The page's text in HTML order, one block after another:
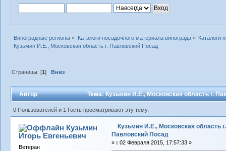
Виноградные регионы » Каталоги посадочного материала винограда»
Каталоги
Кузьмин И.Е., Московская область г. Павловский Посад
Страницы: [1] Вниз
Автор Тема: Кузьмин И.Е., Московская область г.
0 Пользователей и 1 Гость просматривают эту тему.
Кузьмин
Игорь Евгеньевич
Ветеран
Кузьмин И.Е., Московская область г.
Павловский Посад
« : 02 Февраля 2015, 17:57:33 »